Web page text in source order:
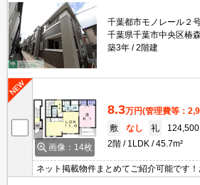
千葉都市モノレール２
千葉県千葉市中央区椿
築3年
2階建
画像：14枚
8.3万円(管理費等：
敷
なし 礼
124,500
2階
1LDK 45.7m²
ネット掲載物件まとめてご紹介可能です！
ウジング】にお任せください！※オンラ